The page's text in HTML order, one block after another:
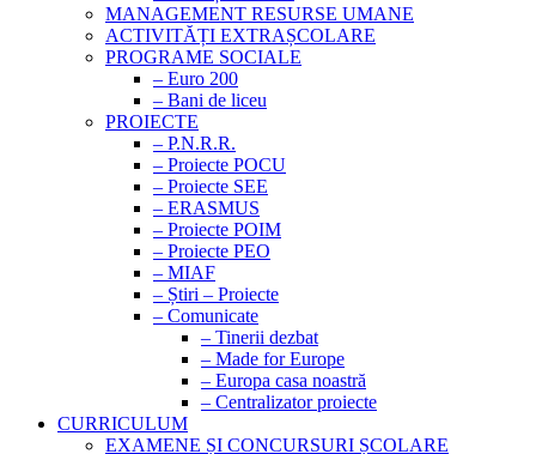
MANAGEMENT RESURSE UMANE
ACTIVITĂȚI EXTRAȘCOLARE
PROGRAME SOCIALE
– Euro 200
– Bani de liceu
PROIECTE
– P.N.R.R.
– Proiecte POCU
– Proiecte SEE
– ERASMUS
– Proiecte POIM
– Proiecte PEO
– MIAF
– Știri – Proiecte
– Comunicate
– Tinerii dezbat
– Made for Europe
– Europa casa noastră
– Centralizator proiecte
CURRICULUM
EXAMENE ȘI CONCURSURI ȘCOLARE